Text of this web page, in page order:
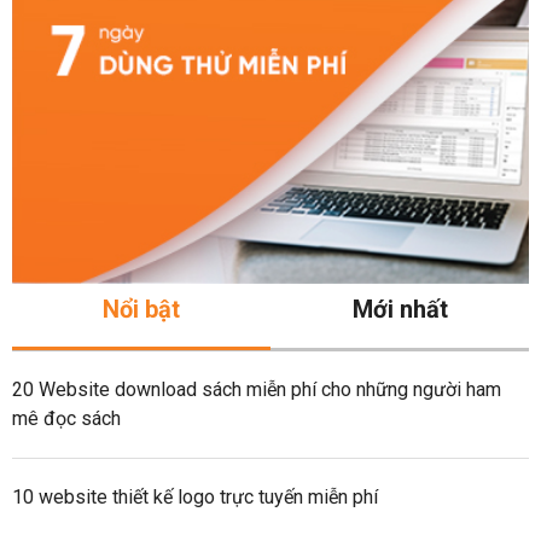
Nổi bật Mới nhất
20 Website download sách miễn phí cho những người ham
mê đọc sách
10 website thiết kế logo trực tuyến miễn phí